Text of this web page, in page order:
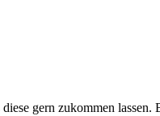
gern zukommen